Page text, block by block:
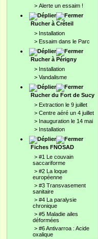
> Alerte un essaim !
Rucher à Créteil
> Installation
> Essaim dans le Parc
Rucher à Périgny
> Installation
> Vandalisme
Rucher du Fort de Sucy
> Extraction le 9 juillet
> Centre aéré un 4 juillet
> Inauguration le 14 mai
> Installation
Fiches FNOSAD
> #1 Le couvain
saccariforme
> #2 La loque
européenne
> #3 Transvasement
sanitaire
> #4 La paralysie
chronique
> #5 Maladie ailes
déformées
> #6 Antivarroa : Acide
oxalique